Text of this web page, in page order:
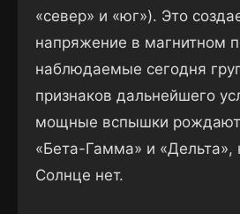
«север» и «юг»). Это
напряжение в магнитном
наблюдаемые сегодня
признаков дальнейшего
мощные вспышки
«Бета-Гамма» и «Дельта»,
Солнце нет.